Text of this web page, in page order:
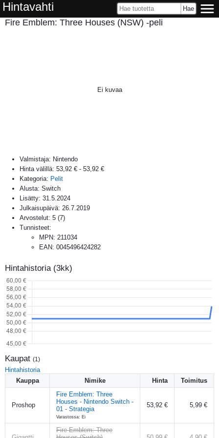
Hintavahti
Fire Emblem: Three Houses (NSW) -peli
Ei kuvaa
Valmistaja: Nintendo
Hinta välillä: 53,92 € - 53,92 €
Kategoria: Pelit
Alusta: Switch
Lisätty: 31.5.2024
Julkaisupäivä: 26.7.2019
Arvostelut: 5 (7)
Tunnisteet:
MPN: 211034
EAN: 0045496424282
Hintahistoria (3kk)
Kaupat (1 )
Hintahistoria
Kauppa
Nimike Hinta Toimitus
Proshop
Fire Emblem: Three
Houses - Nintendo Switch -
01 - Strategia
Varastossa: Ei
53,92 € 5,99 €
Fire Emblem: Three